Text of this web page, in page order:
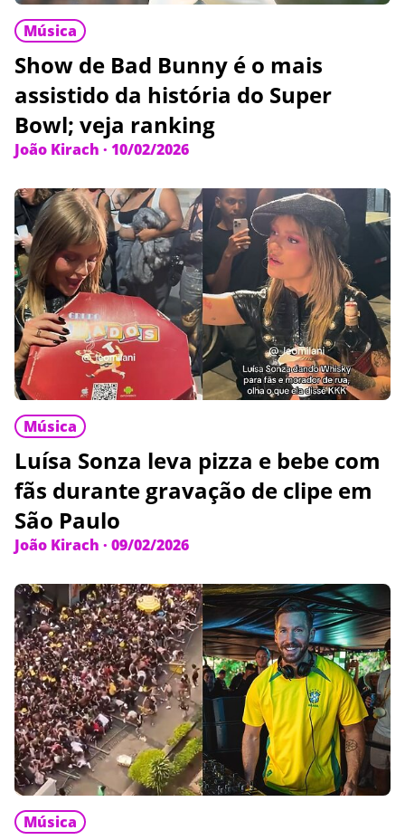
Música
Show de Bad Bunny é o mais
assistido da história do Super
Bowl; veja ranking
João Kirach · 10/02/2026
Música
Luísa Sonza leva pizza e bebe com
fãs durante gravação de clipe em
São Paulo
João Kirach · 09/02/2026
Música